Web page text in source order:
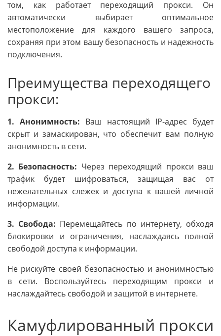
том, как работает переходящий прокси. Он
автоматически выбирает оптимальное
местоположение для каждого вашего запроса,
сохраняя при этом вашу безопасность и надежность
подключения.
Преимущества переходящего
прокси:
1. Анонимность: Ваш настоящий IP-адрес будет
скрыт и замаскирован, что обеспечит вам полную
анонимность в сети.
2. Безопасность: Через переходящий прокси ваш
трафик будет шифроваться, защищая вас от
нежелательных слежек и доступа к вашей личной
информации.
3. Свобода: Перемещайтесь по интернету, обходя
блокировки и ограничения, наслаждаясь полной
свободой доступа к информации.
Не рискуйте своей безопасностью и анонимностью
в сети. Воспользуйтесь переходящим прокси и
наслаждайтесь свободой и защитой в интернете.
Камуфлированный прокси